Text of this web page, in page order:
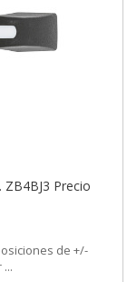
Precio
de +/-